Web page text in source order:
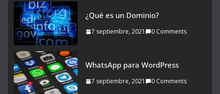
¿Qué es un Dominio?
7 septiembre, 2021 0 Comments
WhatsApp para WordPress
7 septiembre, 2021 0 Comments